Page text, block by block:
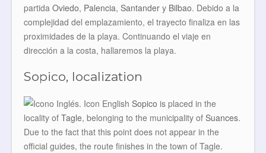
partida Oviedo, Palencia, Santander y Bilbao. Debido a la
complejidad del emplazamiento, el trayecto finaliza en las
proximidades de la playa. Continuando el viaje en
dirección a la costa, hallaremos la playa.
Sopico, localization
Sopico is placed in the
locality of Tagle, belonging to the municipality of Suances.
Due to the fact that this point does not appear in the
official guides, the route finishes in the town of Tagle.